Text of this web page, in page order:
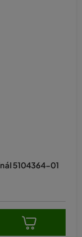
5104364-01